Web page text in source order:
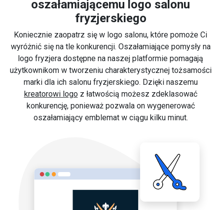
oszałamiającemu logo salonu
fryzjerskiego
Koniecznie zaopatrz się w logo salonu, które pomoże Ci
wyróżnić się na tle konkurencji. Oszałamiające pomysły na
logo fryzjera dostępne na naszej platformie pomagają
użytkownikom w tworzeniu charakterystycznej tożsamości
marki dla ich salonu fryzjerskiego. Dzięki naszemu
kreatorowi logoz łatwością możesz zdeklasować
konkurencję, ponieważ pozwala on wygenerować
oszałamiający emblemat w ciągu kilku minut.